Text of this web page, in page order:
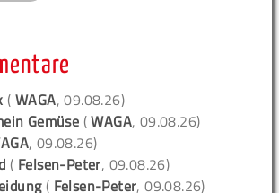
(WAGA, 09.08.26)
Gemüse (WAGA, 09.08.26)
, 09.08.26)
( Felsen-Peter, 09.08.26)
( Felsen-Peter, 09.08.26)